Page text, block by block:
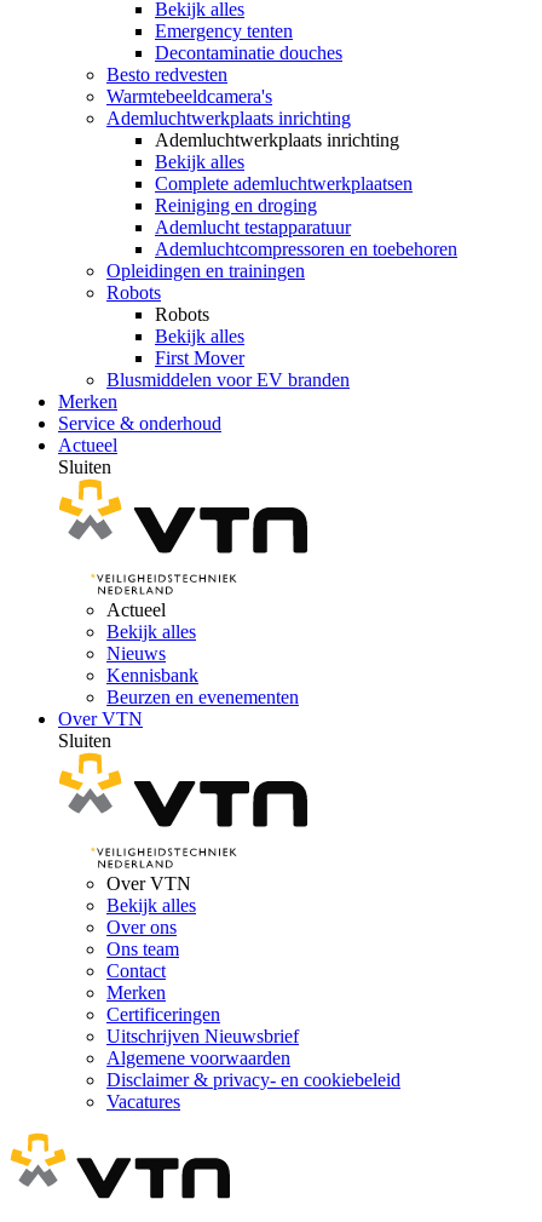
Bekijk alles
Emergency tenten
Decontaminatie douches
Besto redvesten
Warmtebeeldcamera's
Ademluchtwerkplaats inrichting
Ademluchtwerkplaats inrichting
Bekijk alles
Complete ademluchtwerkplaatsen
Reiniging en droging
Ademlucht testapparatuur
Ademluchtcompressoren en toebehoren
Opleidingen en trainingen
Robots
Robots
Bekijk alles
First Mover
Blusmiddelen voor EV branden
Merken
Service & onderhoud
Actueel
Sluiten
Actueel
Bekijk alles
Nieuws
Kennisbank
Beurzen en evenementen
Over VTN
Sluiten
Over VTN
Bekijk alles
Over ons
Ons team
Contact
Merken
Certificeringen
Uitschrijven Nieuwsbrief
Algemene voorwaarden
Disclaimer & privacy- en cookiebeleid
Vacatures